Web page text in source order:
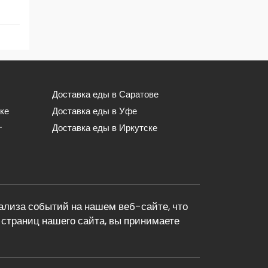
Доставка еды в Саратове
Доставка еды в Уфе
Доставка еды в Иркутске
событий на нашем веб-сайте, что
нашего сайта, вы принимаете